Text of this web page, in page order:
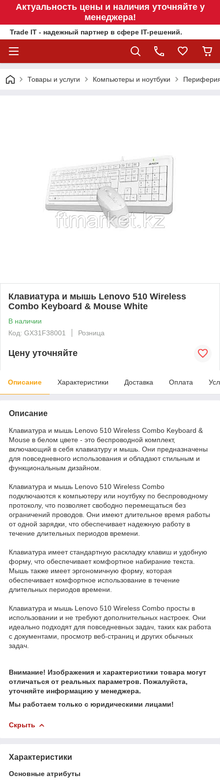
Актуальность цены и наличия уточняйте у
менеджера!
Trade IT - надежный партнер в сфере IT-решений.
Товары и услуги Компьютеры и ноутбуки
Клавиатура и мышь Lenovo 510 Wireless
Combo Keyboard & Mouse White
В наличии
Код: GX31F38001
Розница
Цену уточняйте
Описание Характеристики Доставка Оплата
Описание
Клавиатура и мышь Lenovo 510 Wireless Combo Keyboard &
Mouse в белом цвете - это беспроводной комплект,
включающий в себя клавиатуру и мышь. Они предназначены
для повседневного использования и обладают стильным и
функциональным дизайном.
Клавиатура и мышь Lenovo 510 Wireless Combo
подключаются к компьютеру или ноутбуку по беспроводному
протоколу, что позволяет свободно перемещаться без
ограничений проводов. Они имеют длительное время работы
от одной зарядки, что обеспечивает надежную работу в
течение длительных периодов времени.
Клавиатура имеет стандартную раскладку клавиш и удобную
форму, что обеспечивает комфортное набирание текста.
Мышь также имеет эргономичную форму, которая
обеспечивает комфортное использование в течение
длительных периодов времени.
Клавиатура и мышь Lenovo 510 Wireless Combo просты в
использовании и не требуют дополнительных настроек. Они
идеально подходят для повседневных задач, таких как работа
с документами, просмотр веб-страниц и других обычных
задач.
Внимание! Изображения и характеристики товара могут
отличаться от реальных параметров. Пожалуйста,
уточняйте информацию у менеджера.
Мы работаем только с юридическими лицами!
Скрыть
Характеристики
Основные атрибуты